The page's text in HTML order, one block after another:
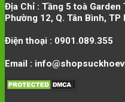
Địa Chỉ : Tầng 5 toà
Phường 12, Q. Tân Bình, TP
Điện thoại : 0901.089.355
Email :